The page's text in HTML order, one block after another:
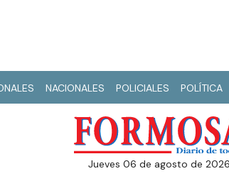
NACIONALES POLICIALES POLÍTICA
jueves 06 de agosto de 2026